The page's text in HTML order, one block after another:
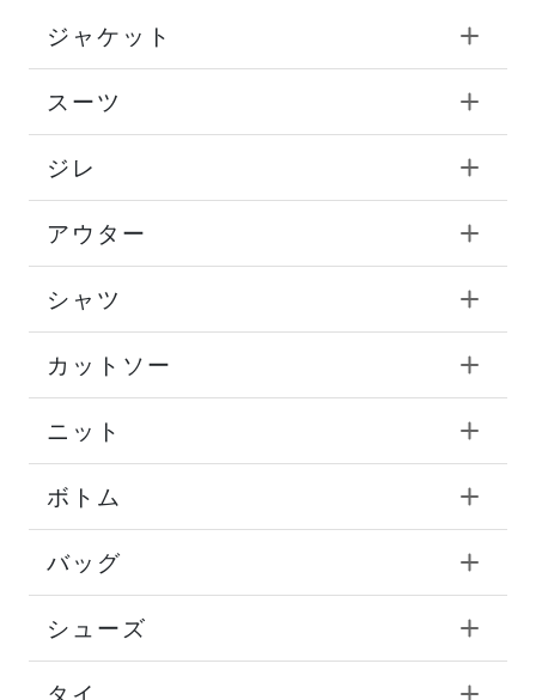
ジャケット
スーツ
ジレ
アウター
シャツ
カットソー
ニット
ボトム
バッグ
シューズ
タイ